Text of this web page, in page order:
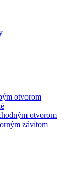
otvorom
otvorom
závitom